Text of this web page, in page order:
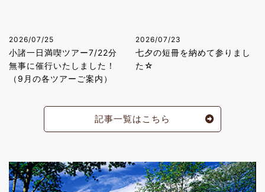
2026/07/25
小諸一日満喫ツアー7/22分
無事に催行いたしました！
（9月の各ツアーご案内）
2026/07/23
七夕の短冊を納めて参りまし
た☆
記事一覧はこちら